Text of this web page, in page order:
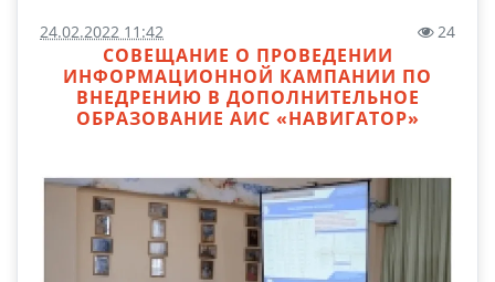
24.02.2022 11:42 24
СОВЕЩАНИЕ О ПРОВЕДЕНИИ
ИНФОРМАЦИОННОЙ КАМПАНИИ ПО
ВНЕДРЕНИЮ В ДОПОЛНИТЕЛЬНОЕ
ОБРАЗОВАНИЕ АИС «НАВИГАТОР»